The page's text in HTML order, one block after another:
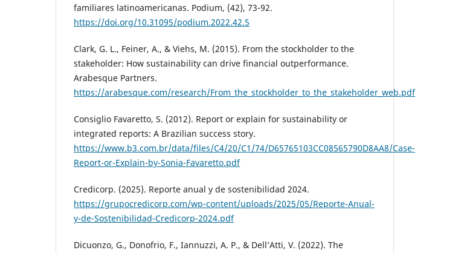
familiares latinoamericanas. Podium, (42), 73-92.
https://doi.org/10.31095/podium.2022.42.5
Clark, G. L., Feiner, A., & Viehs, M. (2015). From the stockholder to the
stakeholder: How sustainability can drive financial outperformance.
Arabesque Partners.
https://arabesque.com/research/From_the_stockholder_to_the_stakeholder_web.pdf
Consiglio Favaretto, S. (2012). Report or explain for sustainability or
integrated reports: A Brazilian success story.
https://www.b3.com.br/data/files/C4/20/C1/74/D65765103CC08565790D8AA8/Case-
Report-or-Explain-by-Sonia-Favaretto.pdf
Credicorp. (2025). Reporte anual y de sostenibilidad 2024.
https://grupocredicorp.com/wp-content/uploads/2025/05/Reporte-Anual-
y-de-Sostenibilidad-Credicorp-2024.pdf
Dicuonzo, G., Donofrio, F., Iannuzzi, A. P., & Dell’Atti, V. (2022). The